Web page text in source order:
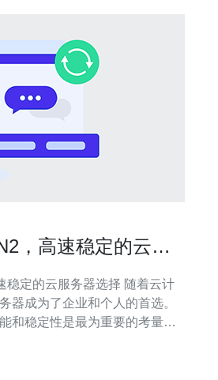
，高速稳定的云服
云服务器选择 随着云计
器成为了企业和个人的首选。
和稳定性是最为重要的考量因
服务